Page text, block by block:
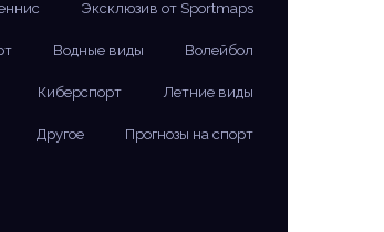
Эксклюзив от Sportmaps
Водные виды Волейбол
Киберспорт Летние виды
Другое Прогнозы на спорт